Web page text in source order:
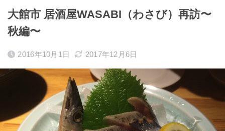
大館市 居酒屋WASABI（わさび）再訪〜
秋編〜
2016年10月1日 2017年12月6日